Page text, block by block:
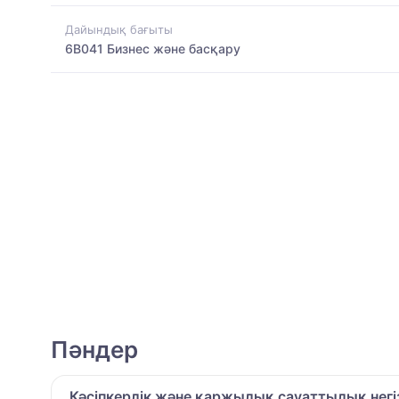
Дайындық бағыты
6B041 Бизнес және басқару
Пәндер